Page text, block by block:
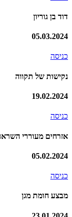
דוד בן גוריון
05.03.2024
כניסה
נקישות של תקווה
19.02.2024
כניסה
אזרחים מעוררי
05.02.2024
כניסה
מבצע חומת מגן